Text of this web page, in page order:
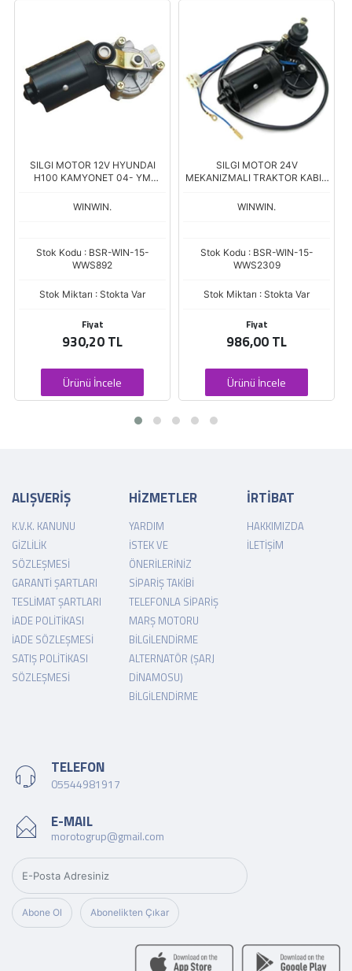
SILGI MOTOR 12V HYUNDAI
H100 KAMYONET 04- YM
WINWIN.
Stok Kodu : BSR-WIN-15-
WWS892
Stok Miktarı : Stokta Var
Fiyat
930,20 TL
Ürünü İncele
SILGI MOTOR 24V
MEKANIZMALI TRAKTOR KABIN
WINWIN.
Stok Kodu : BSR-WIN-15-
WWS2309
Stok Miktarı : Stokta Var
Fiyat
986,00 TL
Ürünü İncele
ALIŞVERİŞ
K.V.K. KANUNU
GIZLILIK
SÖZLEŞMESI
GARANTI ŞARTLARI
TESLIMAT ŞARTLARI
İADE POLITIKASI
İADE SÖZLEŞMESI
SATIŞ POLITIKASI
SÖZLEŞMESI
HİZMETLER
YARDIM
İSTEK VE
ÖNERILERINIZ
SIPARIŞ TAKIBI
TELEFONLA SIPARIŞ
MARŞ MOTORU
BILGILENDIRME
ALTERNATÖR (ŞARJ
DINAMOSU)
BILGILENDIRME
İRTİBAT
HAKKIMIZDA
İLETIŞIM
TELEFON
05544981917
E-MAIL
morotogrup@gmail.com
Abone Ol Abonelikten Çıkar